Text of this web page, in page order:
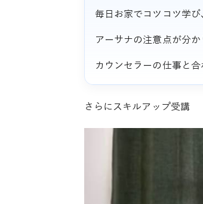
毎日お家でコツコツ学び
アーサナの注意点が分か
カウンセラーの仕事と
さらにスキルアップ受講